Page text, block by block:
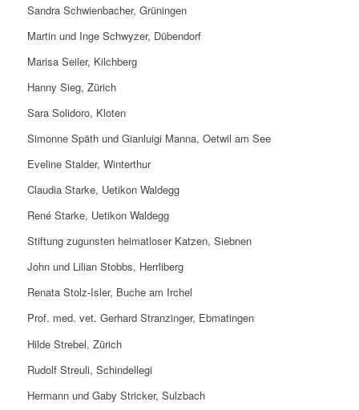
Sandra Schwienbacher, Grüningen
Martin und Inge Schwyzer, Dübendorf
Marisa Seiler, Kilchberg
Hanny Sieg, Zürich
Sara Solidoro, Kloten
Simonne Späth und Gianluigi Manna, Oetwil am See
Eveline Stalder, Winterthur
Claudia Starke, Uetikon Waldegg
René Starke, Uetikon Waldegg
Stiftung zugunsten heimatloser Katzen, Siebnen
John und Lilian Stobbs, Herrliberg
Renata Stolz-Isler, Buche am Irchel
Prof. med. vet. Gerhard Stranzinger, Ebmatingen
Hilde Strebel, Zürich
Rudolf Streuli, Schindellegi
Hermann und Gaby Stricker, Sulzbach